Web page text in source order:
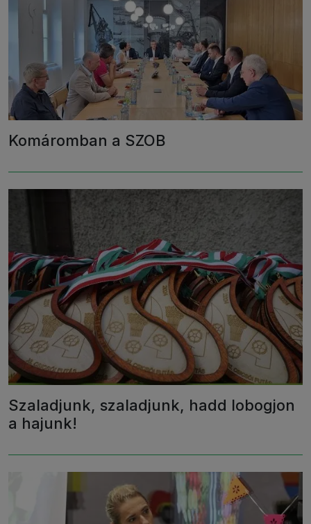
Komáromban a SZOB
Szaladjunk, szaladjunk, hadd lobogjon
a hajunk!